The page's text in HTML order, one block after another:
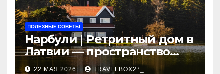
ПОЛЕЗНЫЕ СОВЕТЫ
Нарбули | Ретритный дом в
Латвии — пространство
для саморазвития и
22 МАЯ 2026 TRAVELBOX27_